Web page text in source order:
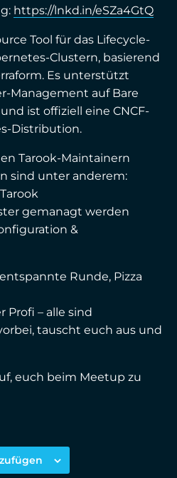
https://lnkd.in/eSZa4GtQ
Tool für das Lifecycle-
Clustern, basierend
Es unterstützt
Management auf Bare
ist offiziell eine CNCF-
Distribution.
Tarook-Maintainern
sind unter anderem:
gemanagt werden
&
Runde, Pizza
Profi – alle sind
tauscht euch aus und
euch beim Meetup zu